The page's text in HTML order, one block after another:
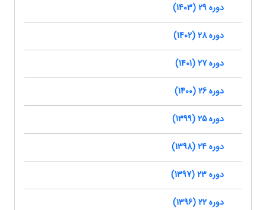
دوره 29 (1403)
دوره 28 (1402)
دوره 27 (1401)
دوره 26 (1400)
دوره 25 (1399)
دوره 24 (1398)
دوره 23 (1397)
دوره 22 (1396)